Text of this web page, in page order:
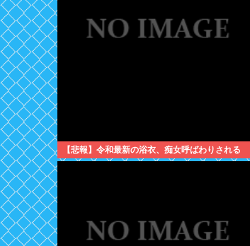
【悲報】令和最新の浴衣、痴女呼ばわりされる